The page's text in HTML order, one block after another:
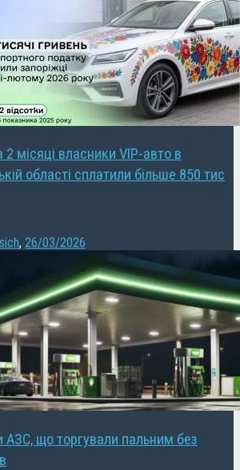
місяці власники VIP-авто в
області сплатили більше 850 тис
, 26/03/2026
АЗС, що торгували пальним без